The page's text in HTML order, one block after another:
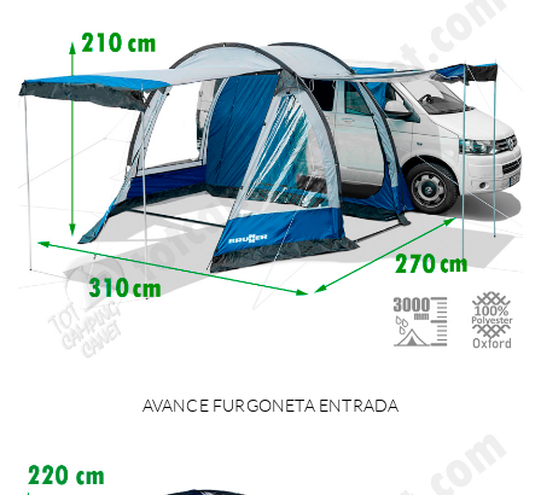
AVANCE FURGONETA ENTRADA